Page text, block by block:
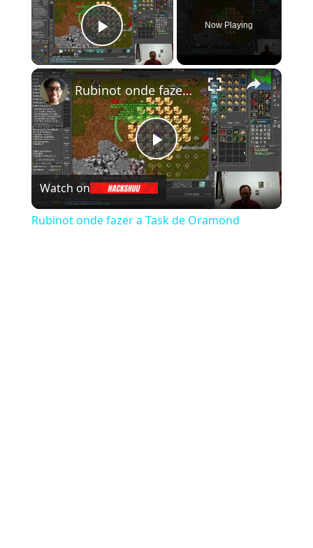
Play Video
Now Playing
×
Play Video
Rubinot onde fazer a Task de Oramond
Watch on
Rubinot onde fazer a Task de Oramond